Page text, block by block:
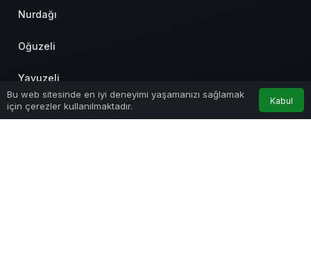
Nurdağı
Oğuzeli
Yavuzeli
İslahiye
Bu web sitesinde en iyi deneyimi yaşamanızı sağlamak
için çerezler kullanılmaktadır.
Kabul
Anasayfa Akış Bildirimler
0